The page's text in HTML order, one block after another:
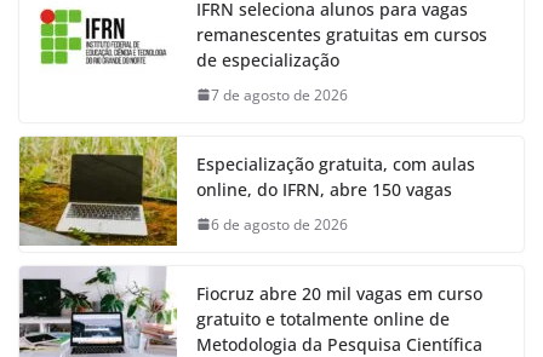
IFRN seleciona alunos para vagas
remanescentes gratuitas em cursos
de especialização
7 de agosto de 2026
Especialização gratuita, com aulas
online, do IFRN, abre 150 vagas
6 de agosto de 2026
Fiocruz abre 20 mil vagas em curso
gratuito e totalmente online de
Metodologia da Pesquisa Científica